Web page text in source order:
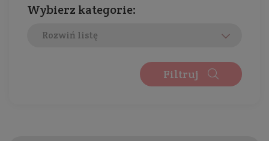
Bazowym składnikiem produktów marki
ASPERSA), znany i ceniony w świecie z powodu
skórę, działa
przeciwzmarszczkowo, intensywnie i
Wybierz kategorie:
Rozwiń listę
Filtruj